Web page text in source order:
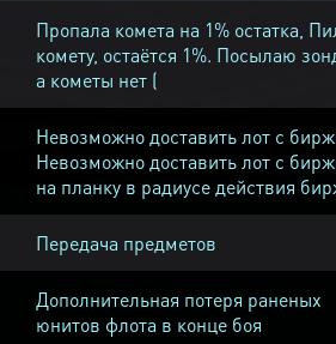
Пропала комета на 1% остатка,
комету, остаётся 1%. Посылаю
а кометы нет (
Невозможно доставить лот с
Невозможно доставить лот с
на планку в радиусе действия
Передача предметов
Дополнительная потеря раненых
юнитов флота в конце боя